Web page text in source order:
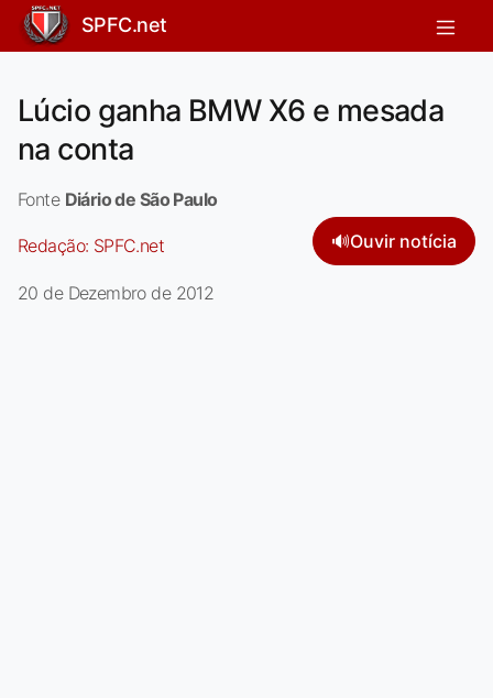
SPFC.net
Lúcio ganha BMW X6 e mesada
na conta
Fonte Diário de São Paulo
Redação: SPFC.net 🔊Ouvir notícia
20 de Dezembro de 2012